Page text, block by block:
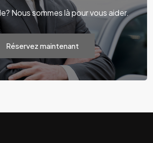
Nous sommes là pour vous aider.
Réservez maintenant